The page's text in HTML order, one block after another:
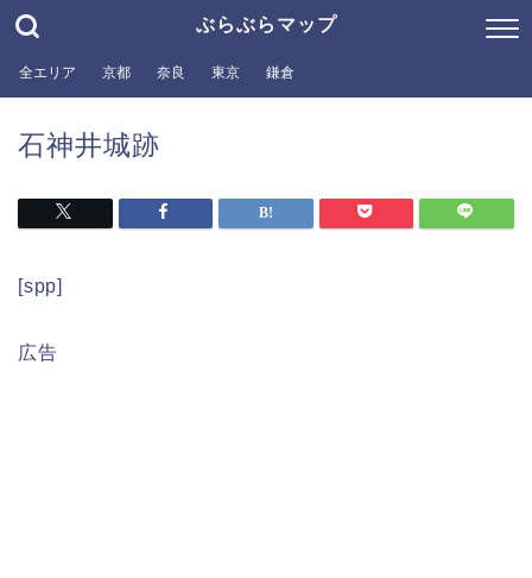
ぶらぶらマップ
全エリア 京都 奈良 東京 鎌倉
石神井城跡
[spp]
広告